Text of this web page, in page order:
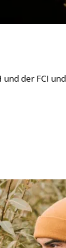
und der FCI